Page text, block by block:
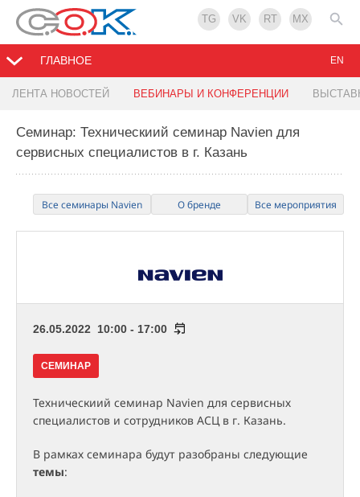
TG VK RT MX
ГЛАВНОЕ
ЛЕНТА НОВОСТЕЙ ВЕБИНАРЫ И КОНФЕРЕНЦИИ
EN
Семинар: Техническиий семинар Navien для
сервисных специалистов в г. Казань
Все семинары Navien О бренде Все мероприятия
26.05.2022 10:00 - 17:00
СЕМИНАР
Техническиий семинар Navien для сервисных
специалистов и сотрудников АСЦ в г. Казань.
В рамках семинара будут разобраны следующие
темы: